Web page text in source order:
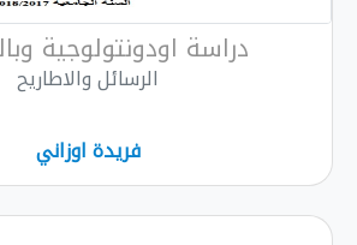
دراسة اودونتولوجية وباليو او...
الرسائل والاطاريح
فريدة اوزاني